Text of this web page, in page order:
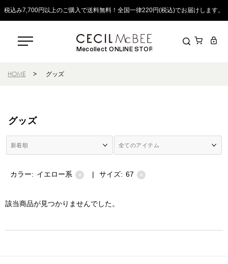
税込み7,700円以上のご購入で送料無料！全国一律220円(税込)でお届けします。
Mecollect ONLINE STORE
HOME > グッズ
グッズ
カラー: イエロー系 × | サイズ: 67 ×
該当商品が見つかりませんでした。